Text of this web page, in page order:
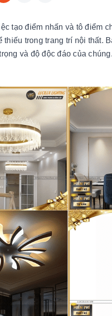
tạo điểm nhấn và tô điểm
trong trang trí nội thất.
và độ độc đáo của chúng.